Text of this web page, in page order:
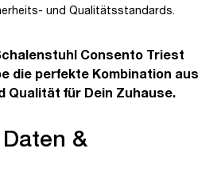
und Qualitätsstandards.
Consento Triest
die perfekte Kombination aus
Qualität für Dein Zuhause.
&